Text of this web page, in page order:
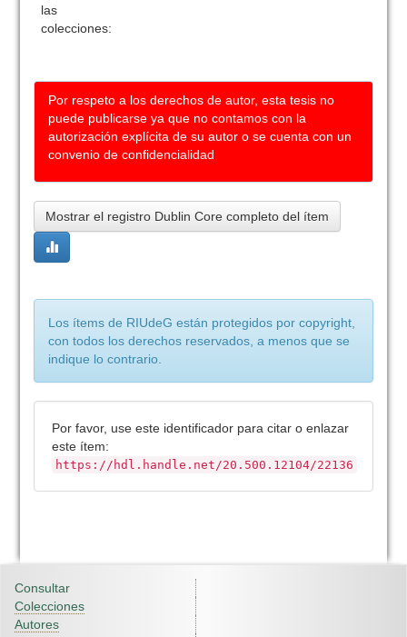
las
colecciones:
Por respeto a los derechos de autor, esta tesis no
puede publicarse ya que no contamos con la
autorización explícita de su autor o se cuenta con un
convenio de confidencialidad
Mostrar el registro Dublin Core completo del ítem
Los ítems de RIUdeG están protegidos por copyright,
con todos los derechos reservados, a menos que se
indique lo contrario.
Por favor, use este identificador para citar o enlazar
este ítem:
https://hdl.handle.net/20.500.12104/22136
Consultar
Colecciones
Autores